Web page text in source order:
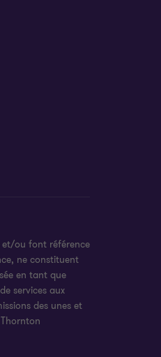
et/ou font référence
ne constituent
en tant que
services aux
des unes et